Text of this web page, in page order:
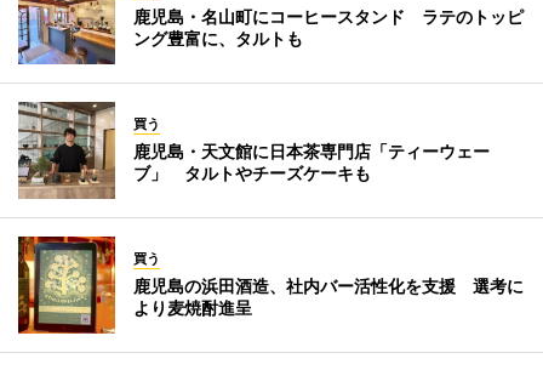
鹿児島・名山町にコーヒースタンド ラテのトッピ
ング豊富に、タルトも
買う
鹿児島・天文館に日本茶専門店「ティーウェー
ブ」 タルトやチーズケーキも
買う
鹿児島の浜田酒造、社内バー活性化を支援 選考に
より麦焼酎進呈